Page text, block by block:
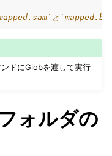
と
ンドにGlobを渡して実行
ォルダの